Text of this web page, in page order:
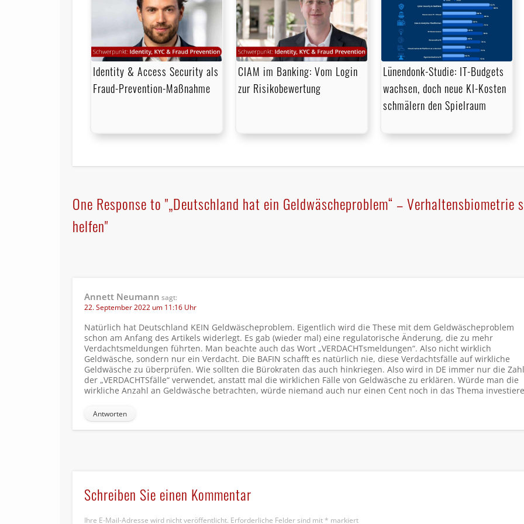
Identity & Access Security als
Fraud-Prevention-Maßnahme
CIAM im Banking: Vom Login
zur Risikobewertung
Lünendonk-Studie: IT-Budgets
wachsen, doch neue KI-Kosten
schmälern den Spielraum
One Response to "„Deutschland hat ein Geldwäscheproblem“ – Verhaltensbiometrie
helfen"
Annett Neumann sagt:
22. September 2022 um 11:16 Uhr
Natürlich hat Deutschland KEIN Geldwäscheproblem. Eigentlich wird die These mit dem Geldwäscheproblem
schon am Anfang des Artikels widerlegt. Es gab (wieder mal) eine regulatorische Änderung, die zu mehr
Verdachtsmeldungen führten. Man beachte auch das Wort „VERDACHTsmeldungen“. Also nicht wirklich
Geldwäsche, sondern nur ein Verdacht. Die BAFIN schafft es natürlich nie, diese Verdachtsfälle auf wirkliche
Geldwäsche zu überprüfen. Wie sollten die Bürokraten das auch hinkriegen. Also wird in DE immer nur die
der „VERDACHTSfälle“ verwendet, anstatt mal die wirklichen Fälle von Geldwäsche zu erklären. Würde man die
wirkliche Anzahl an Geldwäsche betrachten, würde niemand auch nur einen Cent noch in das Thema
Antworten
Schreiben Sie einen Kommentar
Ihre E-Mail-Adresse wird nicht veröffentlicht. Erforderliche Felder sind mit * markiert